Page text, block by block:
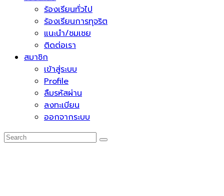
ร้องเรียนทั่วไป
ร้องเรียนการทุจริต
แนะนำ/ชมเชย
ติดต่อเรา
สมาชิก
เข้าสู่ระบบ
Profile
ลืมรหัสผ่าน
ลงทะเบียน
ออกจากระบบ